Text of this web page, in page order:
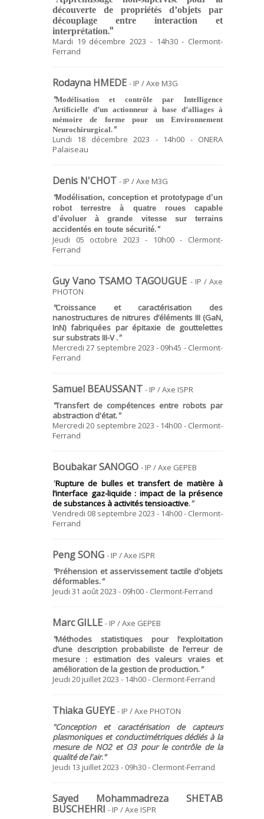
découverte de propriétés d’objets par
découplage entre interaction et
interprétation."
Mardi 19 décembre 2023 - 14h30 - Clermont-
Ferrand
Rodayna HMEDE - IP / Axe M3G
"Modélisation et contrôle par Intelligence
Artificielle d’un actionneur à base d’alliages à
mémoire de forme pour un Environnement
Neurochirurgical."
Lundi 18 décembre 2023 - 14h00 - ONERA
Palaiseau
Denis N'CHOT - IP / Axe M3G
"Modélisation, conception et prototypage d’un
robot terrestre à quatre roues capable
d’évoluer à grande vitesse sur terrains
accidentés en toute sécurité."
Jeudi 05 octobre 2023 - 10h00 - Clermont-
Ferrand
Guy Vano TSAMO TAGOUGUE - IP / Axe
PHOTON
"Croissance et caractérisation des
nanostructures de nitrures d’éléments III (GaN,
InN) fabriquées par épitaxie de gouttelettes
sur substrats III-V ."
Mercredi 27 septembre 2023 - 09h45 - Clermont-
Ferrand
Samuel BEAUSSANT - IP / Axe ISPR
"Transfert de compétences entre robots par
abstraction d'état."
Mercredi 20 septembre 2023 - 14h00 - Clermont-
Ferrand
Boubakar SANOGO - IP / Axe GEPEB
"Rupture de bulles et transfert de matière à
l’interface gaz-liquide : impact de la présence
de substances à activités tensioactive."
Vendredi 08 septembre 2023 - 14h00 - Clermont-
Ferrand
Peng SONG - IP / Axe ISPR
"Préhension et asservissement tactile d'objets
déformables."
Jeudi 31 août 2023 - 09h00 - Clermont-Ferrand
Marc GILLE - IP / Axe GEPEB
"Méthodes statistiques pour l’exploitation
d’une description probabiliste de l’erreur de
mesure : estimation des valeurs vraies et
amélioration de la gestion de production."
Jeudi 20 juillet 2023 - 14h00 - Clermont-Ferrand
Thiaka GUEYE - IP / Axe PHOTON
"Conception et caractérisation de capteurs
plasmoniques et conductimétriques dédiés à la
mesure de NO2 et O3 pour le contrôle de la
qualité de l'air."
Jeudi 13 juillet 2023 - 09h30 - Clermont-Ferrand
Sayed Mohammadreza SHETAB
BUSCHEHRI - IP / Axe ISPR